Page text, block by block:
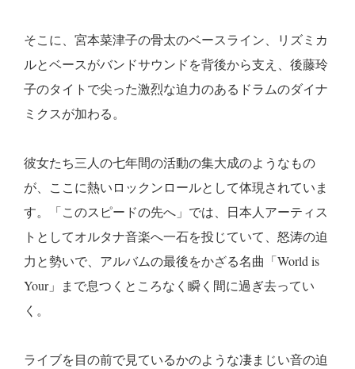
そこに、宮本菜津子の骨太のベースライン、リズミカ
ルとベースがバンドサウンドを背後から支え、後藤玲
子のタイトで尖った激烈な迫力のあるドラムのダイナ
ミクスが加わる。
彼女たち三人の七年間の活動の集大成のようなもの
が、ここに熱いロックンロールとして体現されていま
す。「このスピードの先へ」では、日本人アーティス
トとしてオルタナ音楽へ一石を投じていて、怒涛の迫
力と勢いで、アルバムの最後をかざる名曲「World is
Your」まで息つくところなく瞬く間に過ぎ去ってい
く。
ライブを目の前で見ているかのような凄まじい音の迫